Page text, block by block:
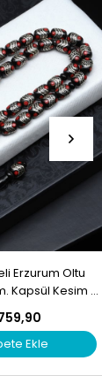
Erzurum Oltu
Kapsül Kesim -
Ekle